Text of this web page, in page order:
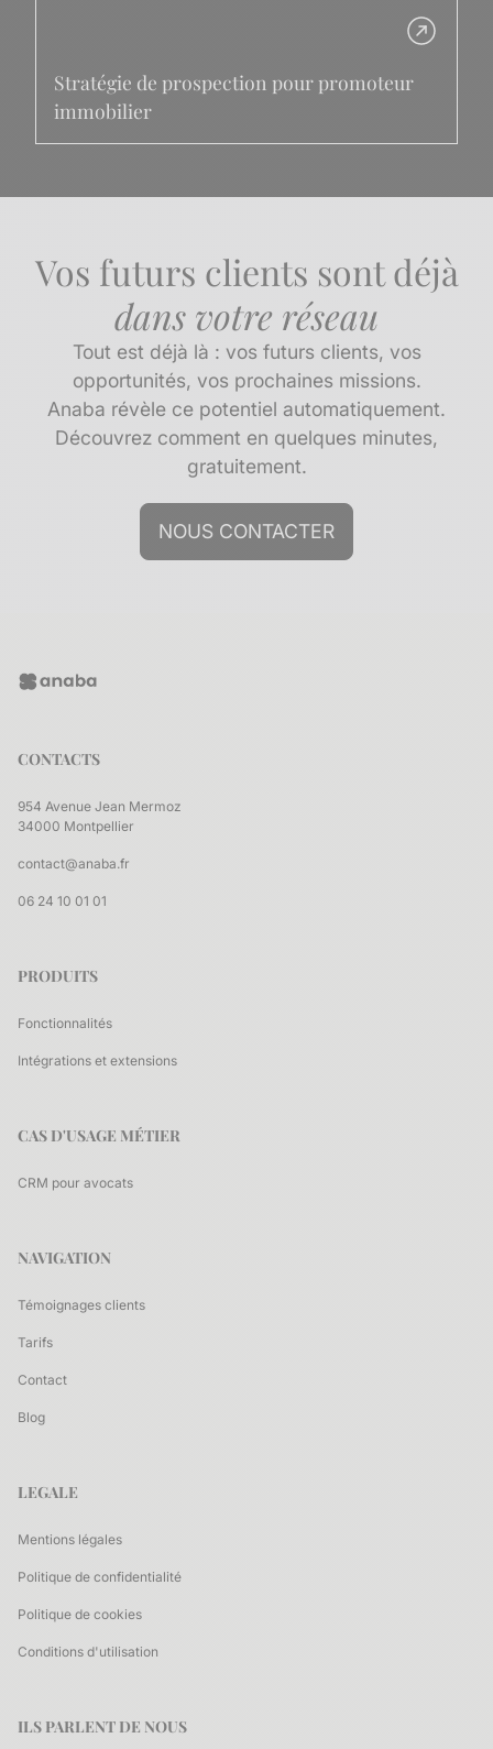
Stratégie de prospection pour promoteur
immobilier
Vos futurs clients sont déjà
dans votre réseau
Tout est déjà là : vos futurs clients, vos
opportunités, vos prochaines missions.
Anaba révèle ce potentiel automatiquement.
Découvrez comment en quelques minutes,
gratuitement.
NOUS CONTACTER
CONTACTS
954 Avenue Jean Mermoz
34000 Montpellier
contact@anaba.fr
06 24 10 01 01
PRODUITS
Fonctionnalités
Intégrations et extensions
CAS D'USAGE MÉTIER
CRM pour avocats
NAVIGATION
Témoignages clients
Tarifs
Contact
Blog
LEGALE
Mentions légales
Politique de confidentialité
Politique de cookies
Conditions d'utilisation
ILS PARLENT DE NOUS